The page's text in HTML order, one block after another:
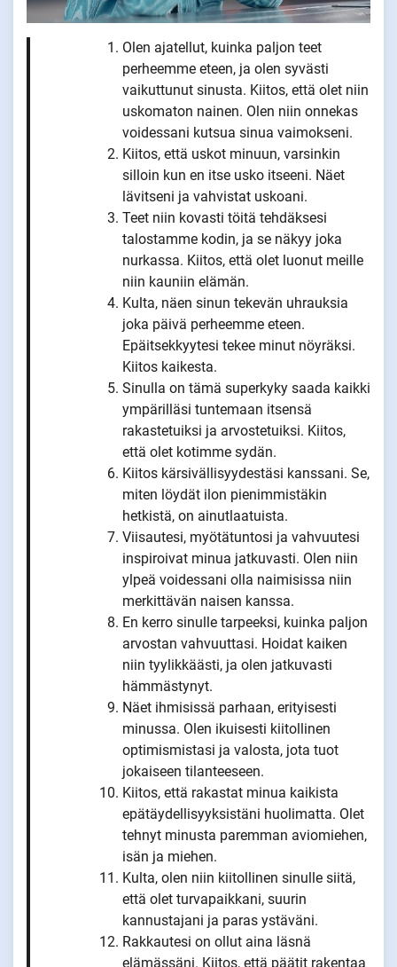
Olen ajatellut, kuinka paljon teet
perheemme eteen, ja olen syvästi
vaikuttunut sinusta. Kiitos, että olet niin
uskomaton nainen. Olen niin onnekas
voidessani kutsua sinua vaimokseni.
Kiitos, että uskot minuun, varsinkin
silloin kun en itse usko itseeni. Näet
lävitseni ja vahvistat uskoani.
Teet niin kovasti töitä tehdäksesi
talostamme kodin, ja se näkyy joka
nurkassa. Kiitos, että olet luonut meille
niin kauniin elämän.
Kulta, näen sinun tekevän uhrauksia
joka päivä perheemme eteen.
Epäitsekkyytesi tekee minut nöyräksi.
Kiitos kaikesta.
Sinulla on tämä superkyky saada kaikki
ympärilläsi tuntemaan itsensä
rakastetuiksi ja arvostetuiksi. Kiitos,
että olet kotimme sydän.
Kiitos kärsivällisyydestäsi kanssani. Se,
miten löydät ilon pienimmistäkin
hetkistä, on ainutlaatuista.
Viisautesi, myötätuntosi ja vahvuutesi
inspiroivat minua jatkuvasti. Olen niin
ylpeä voidessani olla naimisissa niin
merkittävän naisen kanssa.
En kerro sinulle tarpeeksi, kuinka paljon
arvostan vahvuuttasi. Hoidat kaiken
niin tyylikkäästi, ja olen jatkuvasti
hämmästynyt.
Näet ihmisissä parhaan, erityisesti
minussa. Olen ikuisesti kiitollinen
optimismistasi ja valosta, jota tuot
jokaiseen tilanteeseen.
Kiitos, että rakastat minua kaikista
epätäydellisyyksistäni huolimatta. Olet
tehnyt minusta paremman aviomiehen,
isän ja miehen.
Kulta, olen niin kiitollinen sinulle siitä,
että olet turvapaikkani, suurin
kannustajani ja paras ystäväni.
Rakkautesi on ollut aina läsnä
elämässäni. Kiitos, että päätit rakentaa